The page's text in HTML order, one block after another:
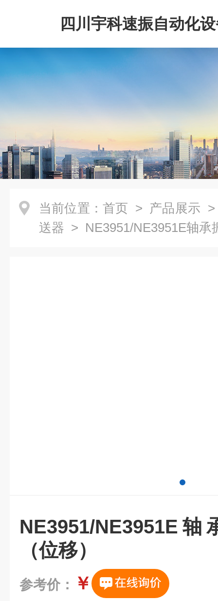
四川宇科速振自动化
公司
当前位置： 首页 > 产品展示
送器 > NE3951/NE3951E轴承
NE3951/NE3951E
（位移）
参考价： ￥